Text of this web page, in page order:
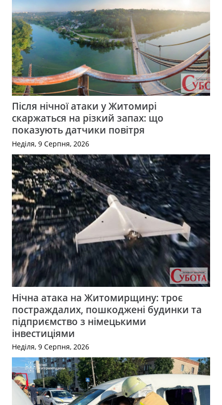
Після нічної атаки у Житомирі
скаржаться на різкий запах: що
показують датчики повітря
Неділя, 9 Серпня, 2026
Нічна атака на Житомирщину: троє
постраждалих, пошкоджені будинки та
підприємство з німецькими
інвестиціями
Неділя, 9 Серпня, 2026